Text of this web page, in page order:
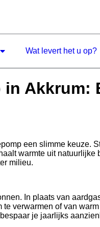
Wat levert het u op?
in Akkrum:
een slimme keuze.
warmte uit
milieu.
In plaats van
verwarmen of van
je jaarlijks